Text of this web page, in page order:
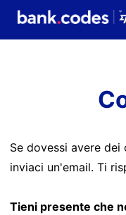
Se dovessi avere
inviaci un'email. Ti
Tieni presente che